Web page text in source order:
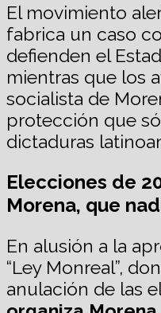
El movimiento
fabrica un caso
defienden el
mientras que los
socialista de
protección que
dictaduras
Elecciones de
Morena, que
En alusión a la
“Ley Monreal”,
anulación de las